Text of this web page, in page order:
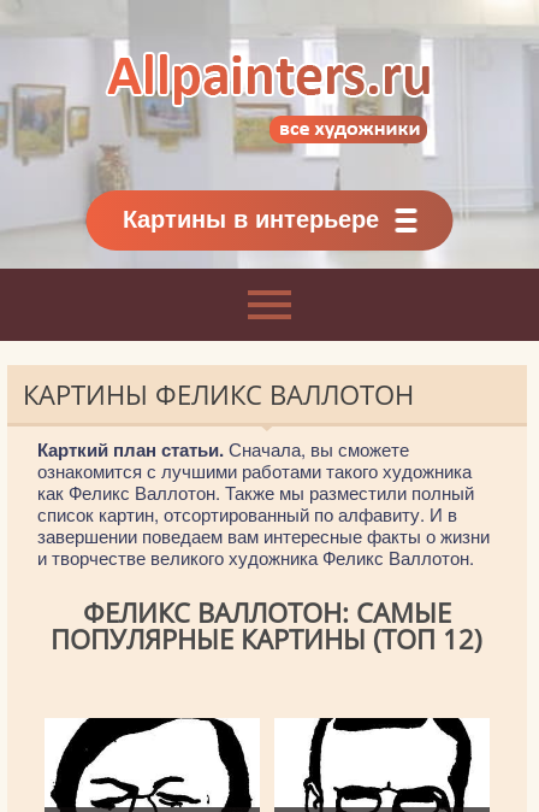
Картины классиков
и современников
Картины в интерьере
КАРТИНЫ ФЕЛИКС ВАЛЛОТОН
Карткий план статьи.Сначала, вы сможете
ознакомится с лучшими работами такого художника
как Феликс Валлотон. Также мы разместили полный
список картин, отсортированный по алфавиту. И в
завершении поведаем вам интересные факты о жизни
и творчестве великого художника Феликс Валлотон.
ФЕЛИКС ВАЛЛОТОН: САМЫЕ
ПОПУЛЯРНЫЕ КАРТИНЫ (ТОП 12)